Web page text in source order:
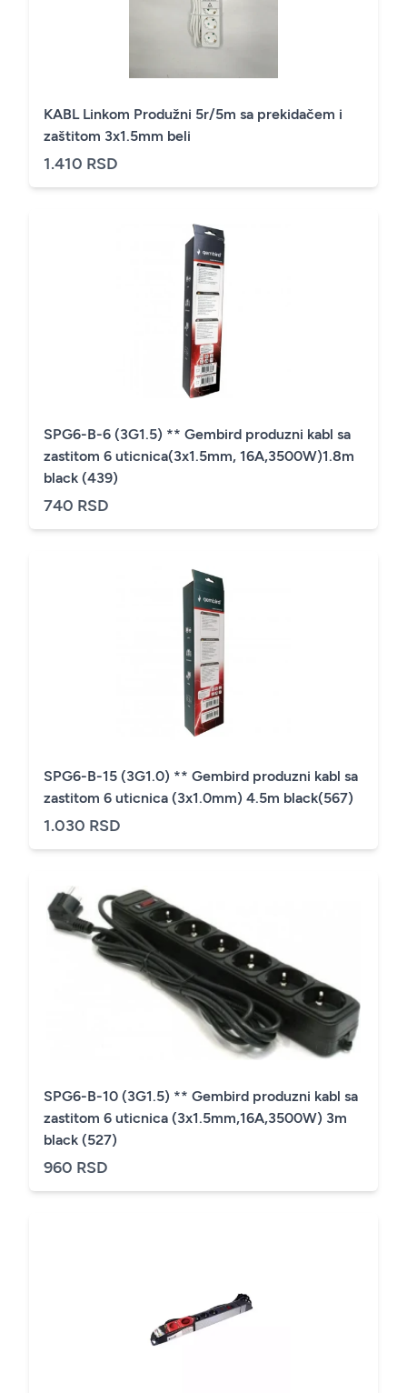
KABL Linkom Produžni 5r/5m sa prekidačem i
zaštitom 3x1.5mm beli
1.410 RSD
SPG6-B-6 (3G1.5) ** Gembird produzni kabl sa
zastitom 6 uticnica(3x1.5mm, 16A,3500W)1.8m
black (439)
740 RSD
SPG6-B-15 (3G1.0) ** Gembird produzni kabl sa
zastitom 6 uticnica (3x1.0mm) 4.5m black(567)
1.030 RSD
SPG6-B-10 (3G1.5) ** Gembird produzni kabl sa
zastitom 6 uticnica (3x1.5mm,16A,3500W) 3m
black (527)
960 RSD